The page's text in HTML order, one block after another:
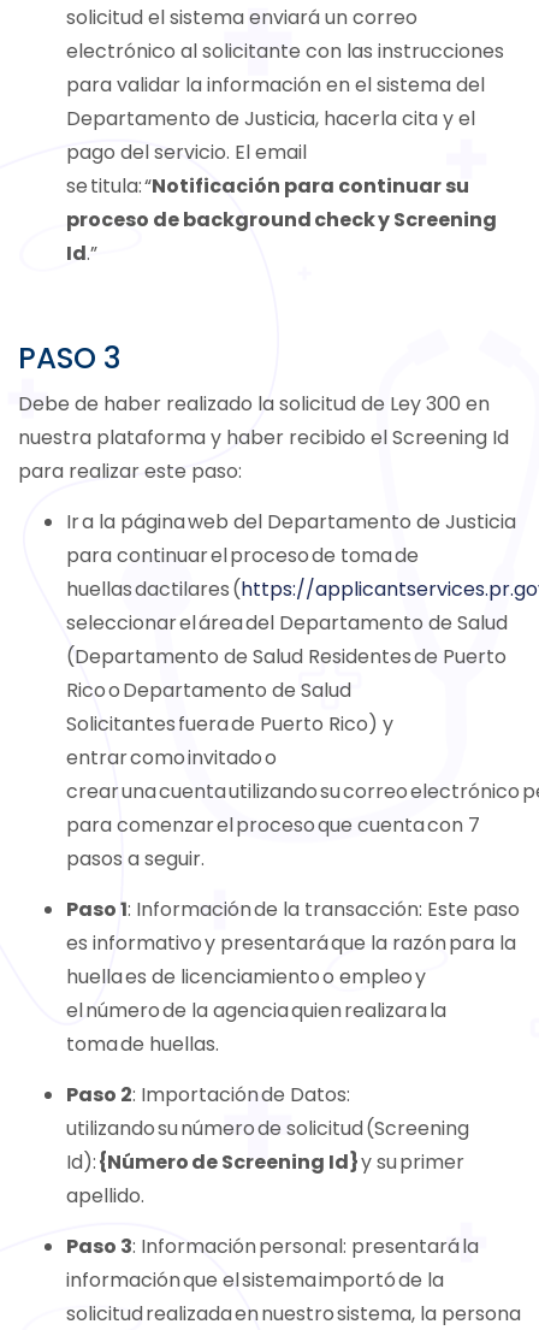
solicitud el sistema enviará un correo
electrónico al solicitante con las instrucciones
para validar la información en el sistema del
Departamento de Justicia, hacerla cita y el
pago del servicio. El email
se titula: “Notificación para continuar su
proceso de background check y Screening
Id.”
PASO 3
Debe de haber realizado la solicitud de Ley 300 en
nuestra plataforma y haber recibido el Screening Id
para realizar este paso:
Ir a la página web del Departamento de Justicia
para continuar el proceso de toma de
huellas dactilares (https://
seleccionar el área del Departamento de Salud
(Departamento de Salud Residentes de Puerto
Rico o Departamento de Salud
Solicitantes fuera de Puerto Rico) y
entrar como invitado o
crear una cuenta utilizando su correo electrónico
para comenzar el proceso que cuenta con 7
pasos a seguir.
Paso 1: Información de la transacción: Este paso
es informativo y presentará que la razón para la
huella es de licenciamiento o empleo y
el número de la agencia quien realizara la
toma de huellas.
Paso 2: Importación de Datos:
utilizando su número de solicitud (Screening
Id):{Número de Screening Id}y su primer
apellido.
Paso 3: Información personal: presentará la
información que el sistema importó de la
solicitud realizada en nuestro sistema, la persona